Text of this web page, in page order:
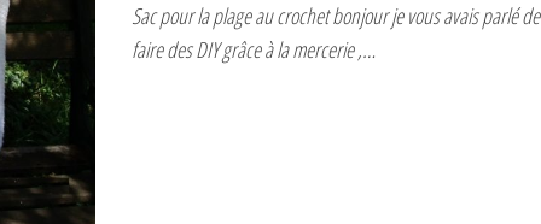
Sac pour la plage au crochet bonjour je vous avais parlé de
faire des DIY grâce à la mercerie ,…